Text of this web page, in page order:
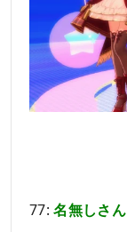
77:名無しさん